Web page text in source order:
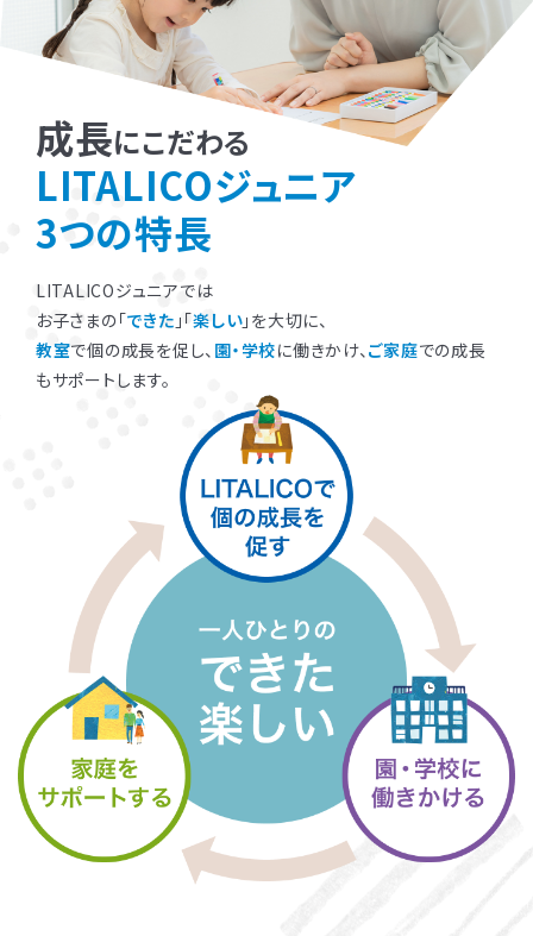
成長にこだわる
LITALICOジュニア
3つの特長
LITALICOジュニアでは
お子さまの「できた 」「楽しい」を大切に、
教室で個の成長を促し、 園・学校に働きかけ、ご家庭での成長
もサポートします。